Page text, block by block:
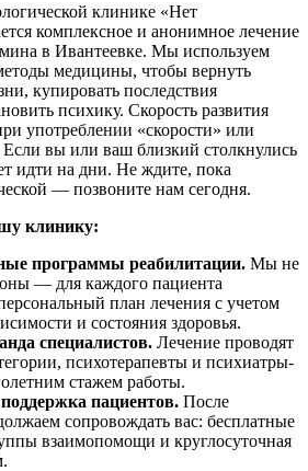
клинике «Нет
комплексное и анонимное лечение
в Ивантеевке. Мы используем
медицины, чтобы вернуть
купировать последствия
психику. Скорость развития
употреблении «скорости» или
вы или ваш близкий столкнулись
идти на дни. Не ждите, пока
— позвоните нам сегодня.
клинику:
программы реабилитации. Мы не
— для каждого пациента
план лечения с учетом
и состояния здоровья.
специалистов. Лечение проводят
психотерапевты и психиатры-
стажем работы.
пациентов. После
сопровождать вас: бесплатные
взаимопомощи и круглосуточная